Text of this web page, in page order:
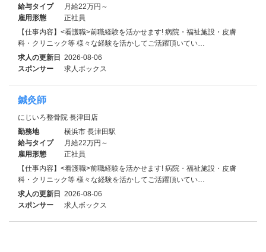
給与タイプ
月給22万円～
雇用形態
正社員
【仕事内容】<看護職>前職経験を活かせます! 病院・福祉施設・皮膚
科・クリニック等 様々な経験を活かしてご活躍頂いてい…
求人の更新日 2026-08-06
スポンサー
求人ボックス
鍼灸師
にじいろ整骨院 長津田店
勤務地
横浜市 長津田駅
給与タイプ
月給22万円～
雇用形態
正社員
【仕事内容】<看護職>前職経験を活かせます! 病院・福祉施設・皮膚
科・クリニック等 様々な経験を活かしてご活躍頂いてい…
求人の更新日 2026-08-06
スポンサー
求人ボックス